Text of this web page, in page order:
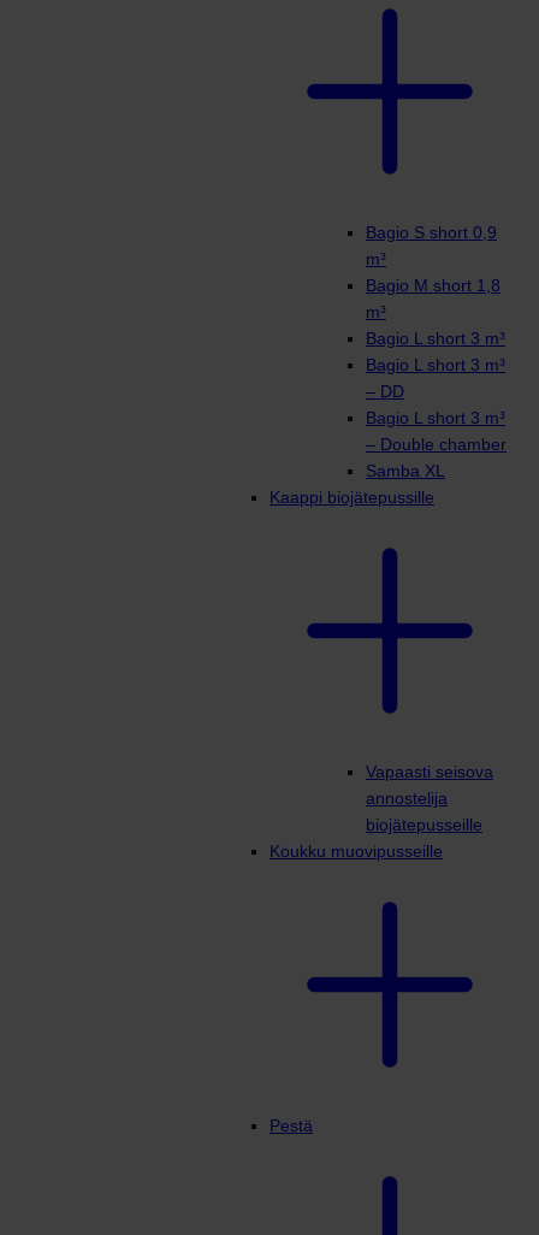
Bagio S short 0,9
m³
Bagio M short 1,8
m³
Bagio L short 3 m³
Bagio L short 3 m³
– DD
Bagio L short 3 m³
– Double chamber
Samba XL
Kaappi biojätepussille
Vapaasti seisova
annostelija
biojätepusseille
Koukku muovipusseille
Pestä